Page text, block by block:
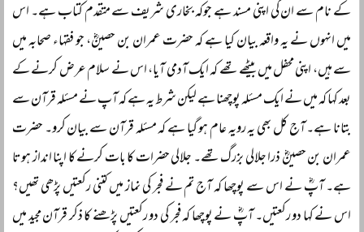
کے نام سے ان کی اپنی مسند ہے جوکہ بخاری شریف سے متقدم کتاب ہے۔ اس
میں انہوں نے یہ واقعہ بیان کیا ہے کہ حضرت عمران بن حصینؓ، جو فقہاء صحابہ میں
سے ہیں، اپنی محفل میں بیٹھے تھے کہ ایک آدمی آیا، اس نے سلام عرض کرنے کے
بعد کہا کہ میں نے ایک مسئلہ پوچھنا ہے لیکن شرط یہ ہے کہ آپ نے مسئلہ قرآن سے
بتانا ہے۔ آج کل بھی یہ رویہ عام ہو گیا ہے کہ مسئلہ قرآن سے بیان کرو۔ حضرت
عمران بن حصینؓ ذرا جلالی بزرگ تھے۔ جلالی حضرات کا بات کرنے کا اپنا انداز ہوتا
ہے۔ آپؓ نے اس سے پوچھا کہ آج تم نے فجر کی نماز میں کتنی رکعتیں پڑھی تھیں؟
اس نے کہا دو رکعتیں۔ آپؓ نے پوچھا کہ فجر کی دو رکعتیں پڑھنے کا ذکر قرآن مجید میں